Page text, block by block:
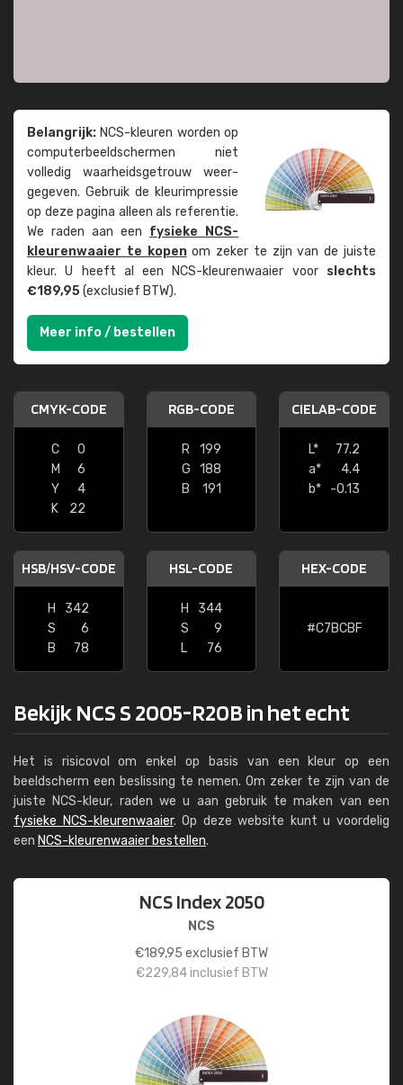
Belangrijk: NCS-kleuren worden op
computer­beeld­schermen niet
volledig waarheids­­getrouw weer­
gegeven. Gebruik de kleur­impressie
op deze pagina alleen als referentie.
We raden aan een fysieke NCS-
kleuren­waaier te kopenom zeker te zijn van de juiste
kleur. U heeft al een NCS-kleuren­waaier voor slechts
€189,95(exclusief BTW).
Meer info / bestellen
CMYK-CODE
C
0
M
6
Y
4
K
22
RGB-CODE
R
199
G
188
B
191
CIELAB-CODE
L*
77.2
a*
4.4
b*
-0.13
HSB/HSV-CODE
H
342
S
6
B
78
HSL-CODE
H
344
S
9
L
76
HEX-CODE
#C7BCBF
Bekijk NCS S 2005-R20B in het echt
Het is risicovol om enkel op basis van een kleur op een
beeldscherm een beslissing te nemen. Om zeker te zijn van de
juiste NCS-kleur, raden we u aan gebruik te maken van een
fysieke NCS-kleurenwaaier. Op deze website kunt u voordelig
een NCS-kleurenwaaier bestellen.
NCS Index 2050
NCS
€189,95 exclusief BTW
€229,84inclusief BTW